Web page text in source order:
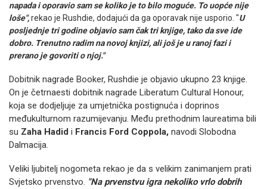
napada i oporavio sam se koliko je to bilo moguće. To uopće nije
loše",rekao je Rushdie, dodajući da ga oporavak nije usporio. "U
posljednje tri godine objavio sam čak tri knjige, tako da sve ide
dobro. Trenutno radim na novoj knjizi, ali još je u ranoj fazi i
prerano je govoriti o njoj."
Dobitnik nagrade Booker, Rushdie je objavio ukupno 23 knjige.
On je četrnaesti dobitnik nagrade Liberatum Cultural Honour,
koja se dodjeljuje za umjetnička postignuća i doprinos
međukulturnom razumijevanju. Među prethodnim laureatima bili
su Zaha Hadid i Francis Ford Coppola, navodi Slobodna
Dalmacija.
Veliki ljubitelj nogometa rekao je da s velikim zanimanjem prati
Svjetsko prvenstvo. "Na prvenstvu igra nekoliko vrlo dobrih